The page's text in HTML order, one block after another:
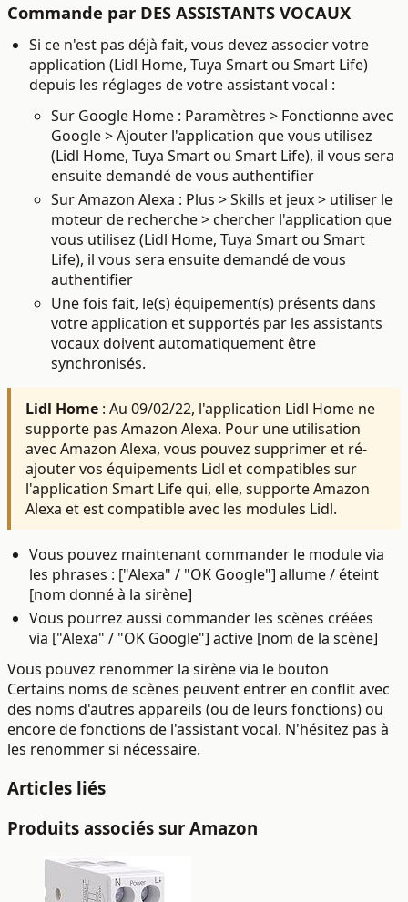
Commande par DES ASSISTANTS VOCAUX
Si ce n'est pas déjà fait, vous devez associer votre
application (Lidl Home, Tuya Smart ou Smart Life)
depuis les réglages de votre assistant vocal :
Sur Google Home : Paramètres > Fonctionne avec
Google > Ajouter l'application que vous utilisez
(Lidl Home, Tuya Smart ou Smart Life), il vous sera
ensuite demandé de vous authentifier
Sur Amazon Alexa : Plus > Skills et jeux > utiliser le
moteur de recherche > chercher l'application que
vous utilisez (Lidl Home, Tuya Smart ou Smart
Life), il vous sera ensuite demandé de vous
authentifier
Une fois fait, le(s) équipement(s) présents dans
votre application et supportés par les assistants
vocaux doivent automatiquement être
synchronisés.
Lidl Home : Au 09/02/22, l'application Lidl Home ne
supporte pas Amazon Alexa. Pour une utilisation
avec Amazon Alexa, vous pouvez supprimer et ré-
ajouter vos équipements Lidl et compatibles sur
l'application Smart Life qui, elle, supporte Amazon
Alexa et est compatible avec les modules Lidl.
Vous pouvez maintenant commander le module via
les phrases : ["Alexa" / "OK Google"] allume / éteint
[nom donné à la sirène]
Vous pourrez aussi commander les scènes créées
via ["Alexa" / "OK Google"] active [nom de la scène]
Vous pouvez renommer la sirène via le bouton
Certains noms de scènes peuvent entrer en conflit avec
des noms d'autres appareils (ou de leurs fonctions) ou
encore de fonctions de l'assistant vocal. N'hésitez pas à
les renommer si nécessaire.
Articles liés
Produits associés sur Amazon